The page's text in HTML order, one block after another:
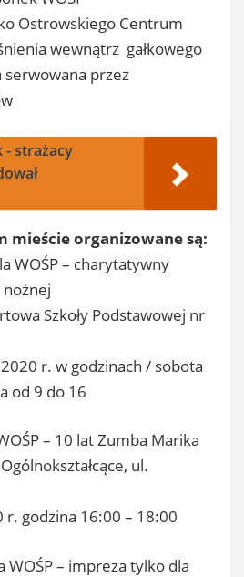
Ostrowskiego Centrum
wewnątrz gałkowego
serwowana przez
- strażacy
mieście organizowane są:
WOŚP – charytatywny
Szkoły Podstawowej nr
r. w godzinach / sobota
od 9 do 16
– 10 lat Zumba Marika
ul.
godzina 16:00 – 18:00
WOŚP – impreza tylko dla